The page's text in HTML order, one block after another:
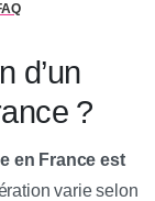
d’un
?
en France est
varie selon